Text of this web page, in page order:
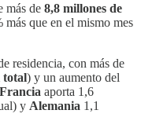
más de 8,8 millones de
más que en el mismo mes
residencia, con más de
total) y un aumento del
Francia aporta 1,6
y Alemania 1,1